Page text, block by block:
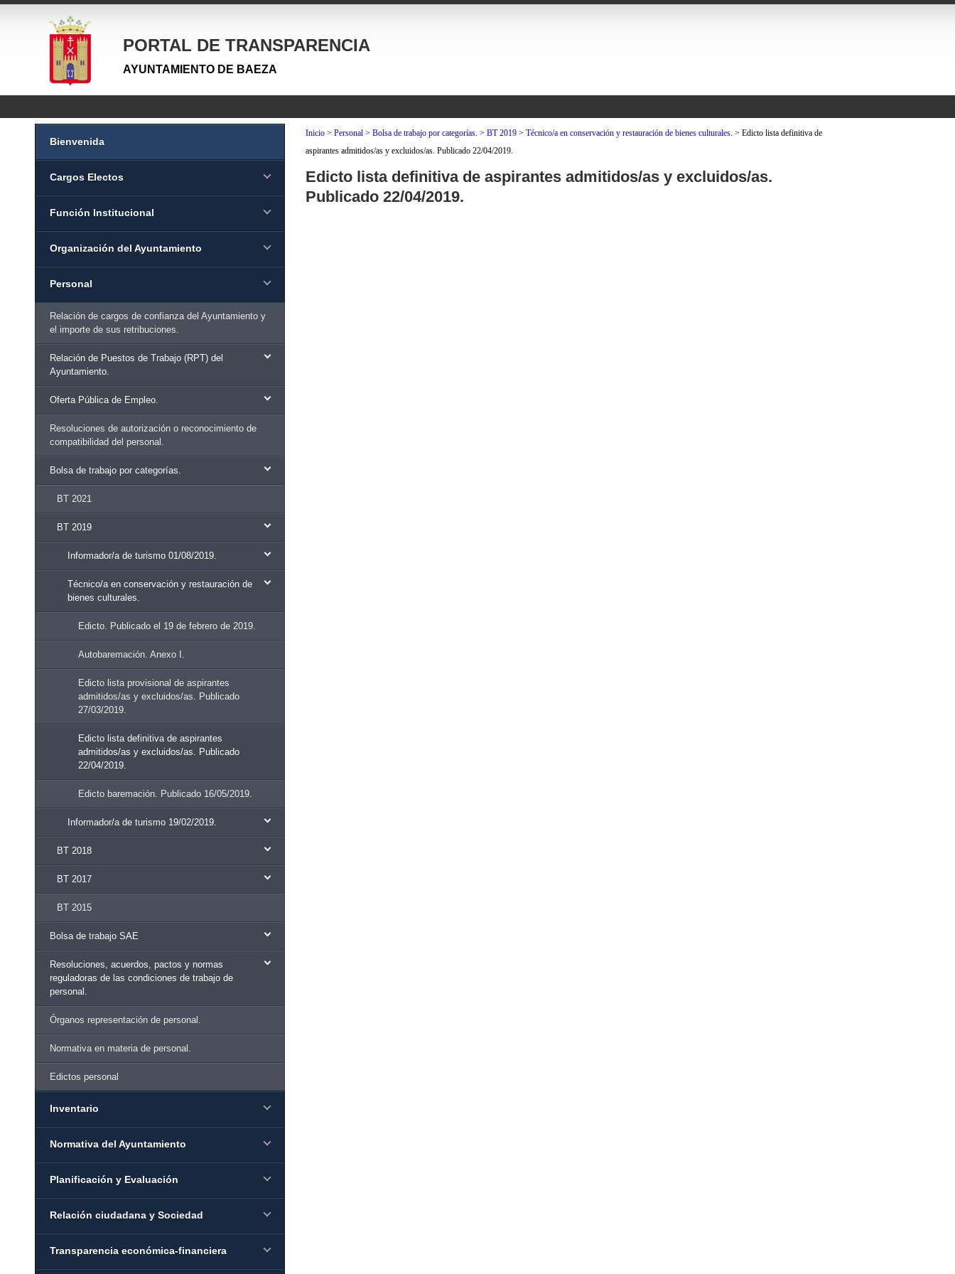
PORTAL DE TRANSPARENCIA
AYUNTAMIENTO DE BAEZA
Bienvenida
Cargos Electos
Función Institucional
Organización del Ayuntamiento
Personal
Relación de cargos de confianza del Ayuntamiento y
el importe de sus retribuciones.
Relación de Puestos de Trabajo (RPT) del
Ayuntamiento.
Oferta Pública de Empleo.
Resoluciones de autorización o reconocimiento de
compatibilidad del personal.
Bolsa de trabajo por categorías.
BT 2021
BT 2019
Informador/a de turismo 01/08/2019.
Técnico/a en conservación y restauración de
bienes culturales.
Edicto. Publicado el 19 de febrero de 2019.
Autobaremación. Anexo I.
Edicto lista provisional de aspirantes
admitidos/as y excluidos/as. Publicado
27/03/2019.
Edicto lista definitiva de aspirantes
admitidos/as y excluidos/as. Publicado
22/04/2019.
Edicto baremación. Publicado 16/05/2019.
Informador/a de turismo 19/02/2019.
BT 2018
BT 2017
BT 2015
Bolsa de trabajo SAE
Resoluciones, acuerdos, pactos y normas
reguladoras de las condiciones de trabajo de
personal.
Órganos representación de personal.
Normativa en materia de personal.
Edictos personal
Inventario
Normativa del Ayuntamiento
Planificación y Evaluación
Relación ciudadana y Sociedad
Transparencia económica-financiera
Inicio> Personal > Bolsa de trabajo por categorías. > BT 2019> Técnico/a en conservación y restauración de bienes culturales. > Edicto lista definitiva de
aspirantes admitidos/as y excluidos/as. Publicado 22/04/2019.
Edicto lista definitiva de aspirantes admitidos/as y excluidos/as.
Publicado 22/04/2019.